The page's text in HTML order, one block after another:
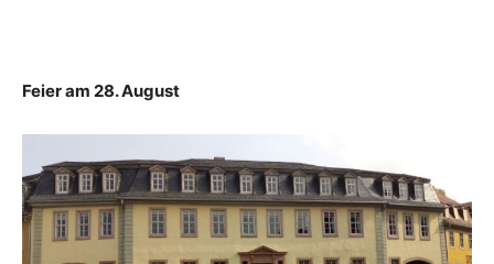
Feier am 28. August